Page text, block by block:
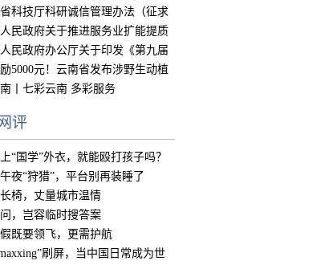
省科技厅科研诚信管理办法（征求
民政府关于推进服务业扩能提质
民政府办公厅关于印发《第九届
5000元！云南省发布涉野生动植
丨七彩云南 多彩服务
评
“国学”外衣，就能殴打孩子吗？
夜“狩猎”，平台别再装睡了
椅，丈量城市温情
，岂容临时搜答案
既要领飞，更需护航
刷屏，当中国日常成为世